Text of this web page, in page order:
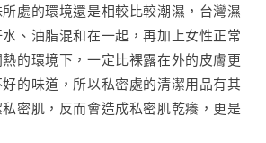
處的環境還是相較比較潮濕，台灣濕
、油脂混和在一起，再加上女性正常
的環境下，一定比裸露在外的皮膚更
的味道，所以私密處的清潔用品有其
密肌，反而會造成私密肌乾癢，更是